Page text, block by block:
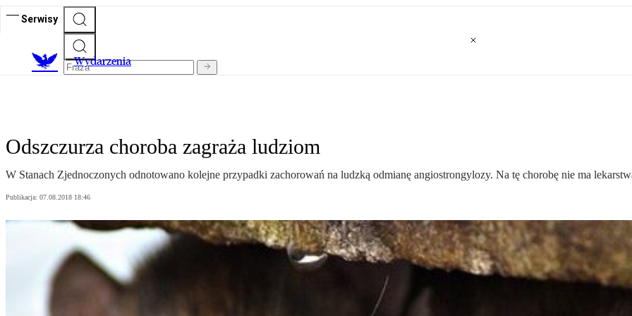
Serwisy
Wydarzenia
Odszczurza choroba zagraża ludziom
W Stanach Zjednoczonych odnotowano kolejne przypadki zachorowań na ludzką odmianę angiostrongylozy. Na tę chorobę nie ma
Publikacja: 07.08.2018 18:46